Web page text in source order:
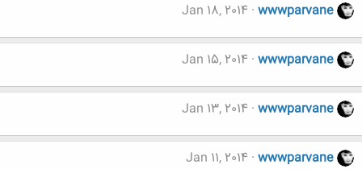
wwwparvane
Jan 18, 2014
wwwparvane
Jan 15, 2014
wwwparvane
Jan 13, 2014
wwwparvane
Jan 11, 2014